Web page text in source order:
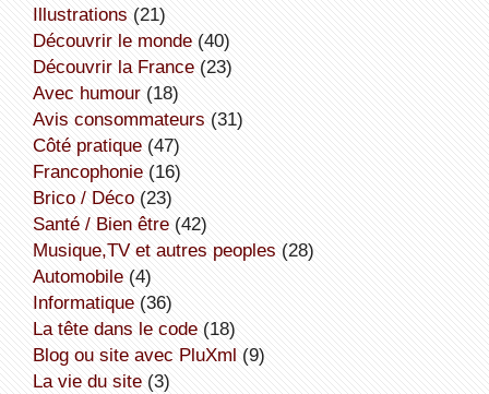
illustrations (21)
découvrir le monde(40)
découvrir la France(23)
avec humour(18)
avis consommateurs (31)
côté pratique(47)
Francophonie(16)
Brico / Déco(23)
Santé / Bien être(42)
Musique,TV et autres peoples (28)
Automobile(4)
informatique(36)
la tête dans le code(18)
Blog ou site avec PluXml (9)
la vie du site(3)